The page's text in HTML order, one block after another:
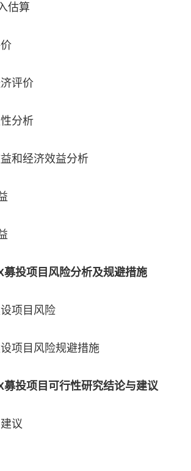
估算
评价
分析
和经济效益分析
募投项目风险分析及规避措施
项目风险
项目风险规避措施
募投项目可行性研究结论与建议
议